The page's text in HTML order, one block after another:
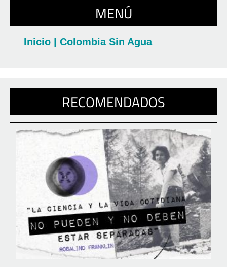
MENÚ
Inicio | Colombia Sin Agua
RECOMENDADOS